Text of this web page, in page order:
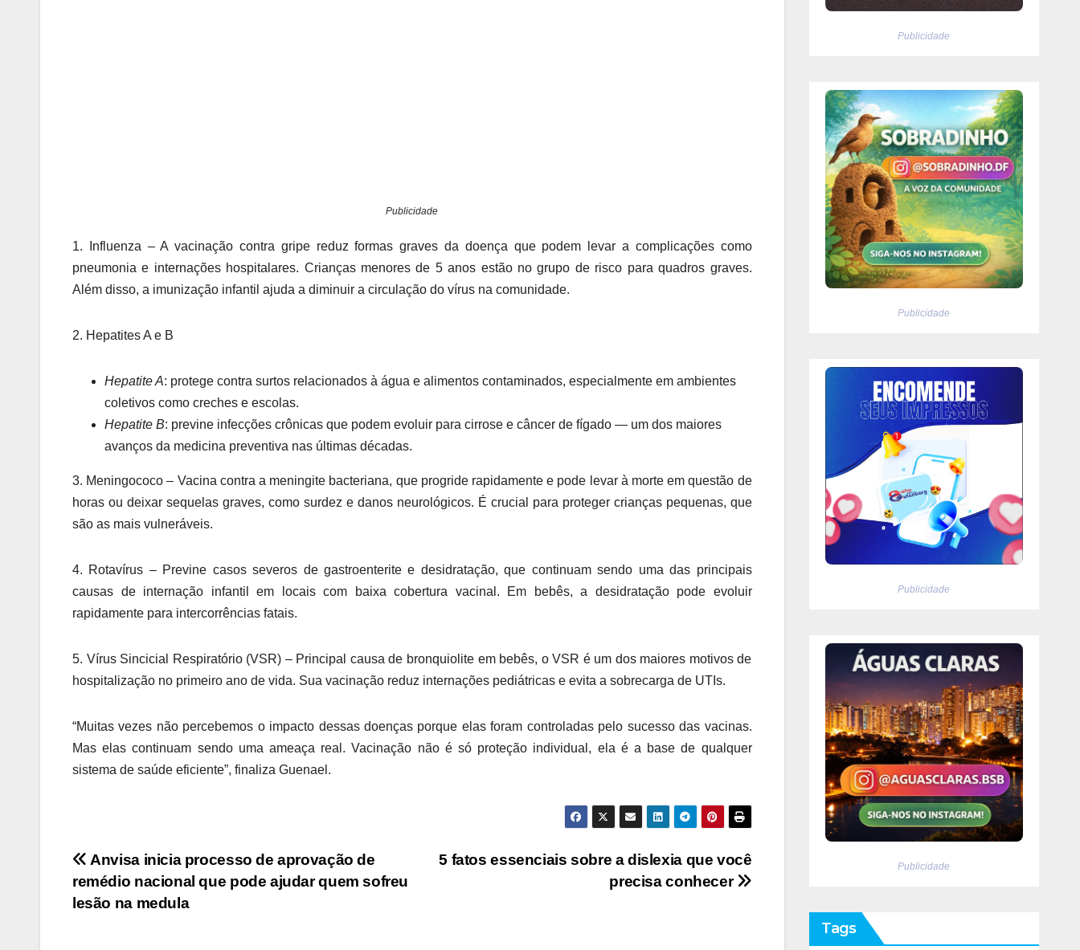
Publicidade
1. Influenza – A vacinação contra gripe reduz formas graves da doença que podem levar a complicações como
pneumonia e internações hospitalares. Crianças menores de 5 anos estão no grupo de risco para quadros graves.
Além disso, a imunização infantil ajuda a diminuir a circulação do vírus na comunidade.
2. Hepatites A e B
Hepatite A: protege contra surtos relacionados à água e alimentos contaminados, especialmente em ambientes
coletivos como creches e escolas.
Hepatite B: previne infecções crônicas que podem evoluir para cirrose e câncer de fígado — um dos maiores
avanços da medicina preventiva nas últimas décadas.
3. Meningococo – Vacina contra a meningite bacteriana, que progride rapidamente e pode levar à morte em questão de
horas ou deixar sequelas graves, como surdez e danos neurológicos. É crucial para proteger crianças pequenas, que
são as mais vulneráveis.
4. Rotavírus – Previne casos severos de gastroenterite e desidratação, que continuam sendo uma das principais
causas de internação infantil em locais com baixa cobertura vacinal. Em bebês, a desidratação pode evoluir
rapidamente para intercorrências fatais.
5. Vírus Sincicial Respiratório (VSR) – Principal causa de bronquiolite em bebês, o VSR é um dos maiores motivos de
hospitalização no primeiro ano de vida. Sua vacinação reduz internações pediátricas e evita a sobrecarga de UTIs.
“Muitas vezes não percebemos o impacto dessas doenças porque elas foram controladas pelo sucesso das vacinas.
Mas elas continuam sendo uma ameaça real. Vacinação não é só proteção individual, ela é a base de qualquer
sistema de saúde eficiente”, finaliza Guenael.
Navegação
de
5 fatos essenciais sobre a dislexia que você
precisa conhecer
Anvisa inicia processo de aprovação de
remédio nacional que pode ajudar quem sofreu
lesão na medula
Publicidade
Publicidade
Publicidade
Publicidade
Tags